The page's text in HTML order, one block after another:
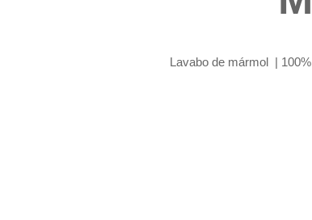
Lavabo de mármol |